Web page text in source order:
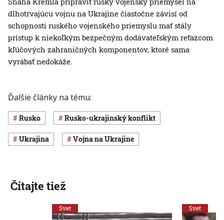
dlhotrvajúcu vojnu na Ukrajine čiastočne závisí od
schopnosti ruského vojenského priemyslu mať stály
prístup k niekoľkým bezpečným dodávateľským reťazcom
kľúčových zahraničných komponentov, ktoré sama
vyrábať nedokáže.
Ďalšie články na tému:
Rusko rusko-ukrajinský konflikt
Ukrajina vojna na Ukrajine
Čítajte tiež
Svet Svet